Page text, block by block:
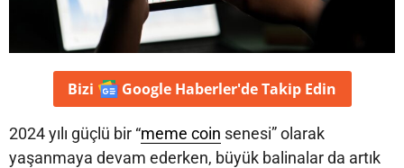
Bizi Google Haberler'deTakip Edin
2024 yılı güçlü bir “meme coin senesi” olarak
yaşanmaya devam ederken, büyük balinalar da artık